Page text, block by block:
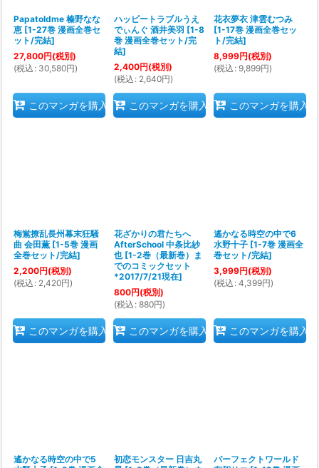
Papatoldme 榛野なな
恵 [1-27巻 漫画全巻セ
ット/完結]
27,800円(税別)
(税込 : 30,580円)
このマンガを購入
ハッピートラブルうえ
でぃんぐ 酒井美羽 [1-8
巻 漫画全巻セット/完
結]
2,400円(税別)
(税込 : 2,640円)
このマンガを購入
花衣夢衣 津雲むつみ
[1-17巻 漫画全巻セッ
ト/完結]
8,999円(税別)
(税込 : 9,899円)
このマンガを購入
梅鴬撩乱長州幕末狂騒
曲 会田薫 [1-5巻 漫画
全巻セット/完結]
2,200円(税別)
(税込 : 2,420円)
このマンガを購入
花ざかりの君たちへ
AfterSchool 中条比紗
也 [1-2巻（最新巻）ま
でのコミックセット
*2017/7/21現在]
800円(税別)
(税込 : 880円)
このマンガを購入
遙かなる時空の中で6
水野十子 [1-7巻 漫画全
巻セット/完結]
3,999円(税別)
(税込 : 4,399円)
このマンガを購入
遙かなる時空の中で5
初恋モンスター 日吉丸
パーフェクトワールド